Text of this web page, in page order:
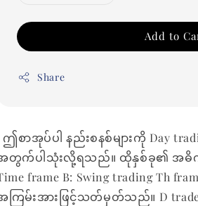
Add to
Share
ဤစာအုပ်ပါ နည်းစနစ်များကို Day
တွက်ပါသုံးလို့ရသည်။ ထိုနှစ်ခု၏ အဓိက ကွ
frame B: Swing trading Th
ကြမ်းအားဖြင့်သတ်မှတ်သည်။ D trade